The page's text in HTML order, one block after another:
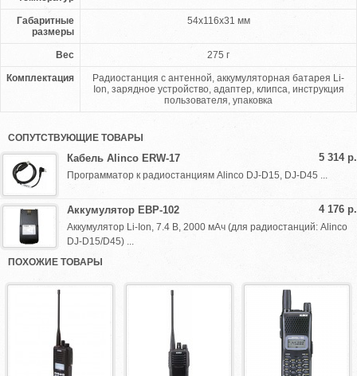
Габаритные
размеры
54x116x31 мм
Вес 275 г
Комплектация
Радиостанция с антенной, аккумуляторная батарея Li-
Ion, зарядное устройство, адаптер, клипса, инструкция
пользователя, упаковка
СОПУТСТВУЮЩИЕ ТОВАРЫ
5 314 р.
Кабель Alinco ERW-17
Программатор к радиостанциям Alinco DJ-D15, DJ-D45 ...
4 176 р.
Аккумулятор EBP-102
Аккумулятор Li-Ion, 7.4 В, 2000 мАч (для радиостанций: Alinco
DJ-D15/D45) ...
ПОХОЖИЕ ТОВАРЫ